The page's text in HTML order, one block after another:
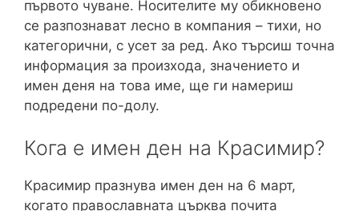
първото чуване. Носителите му обикновено
се разпознават лесно в компания – тихи, но
категорични, с усет за ред. Ако търсиш точна
информация за произхода, значението и
имен деня на това име, ще ги намериш
подредени по-долу.
Кога е имен ден на Красимир?
Красимир празнува имен ден на 6 март,
когато православната църква почита